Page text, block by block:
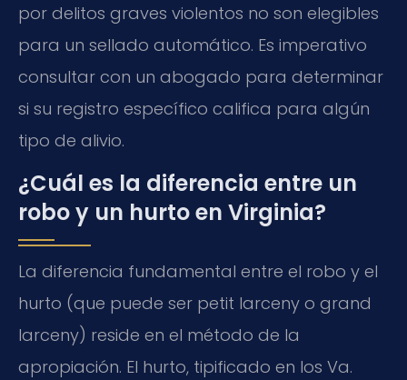
por delitos graves violentos no son elegibles
para un sellado automático. Es imperativo
consultar con un abogado para determinar
si su registro específico califica para algún
tipo de alivio.
¿Cuál es la diferencia entre un
robo y un hurto en Virginia?
La diferencia fundamental entre el robo y el
hurto (que puede ser petit larceny o grand
larceny) reside en el método de la
apropiación. El hurto, tipificado en los Va.